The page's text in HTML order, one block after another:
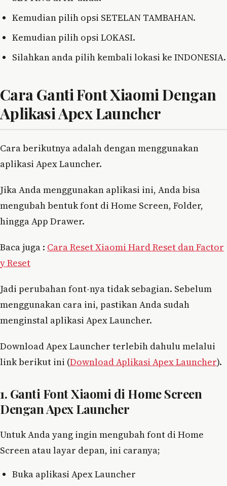
Kemudian pilih opsi SETELAN TAMBAHAN.
Kemudian pilih opsi LOKASI.
Silahkan anda pilih kembali lokasi ke INDONESIA.
Cara Ganti Font Xiaomi Dengan
Aplikasi Apex Launcher
Cara berikutnya adalah dengan menggunakan
aplikasi Apex Launcher.
Jika Anda menggunakan aplikasi ini, Anda bisa
mengubah bentuk font di Home Screen, Folder,
hingga App Drawer.
Baca juga : Cara Reset Xiaomi Hard Reset dan Factor
y Reset
Jadi perubahan font-nya tidak sebagian. Sebelum
menggunakan cara ini, pastikan Anda sudah
menginstal aplikasi Apex Launcher.
Download Apex Launcher terlebih dahulu melalui
link berikut ini (Download Aplikasi Apex Launcher).
1. Ganti Font Xiaomi di Home Screen
Dengan Apex Launcher
Untuk Anda yang ingin mengubah font di Home
Screen atau layar depan, ini caranya;
Buka aplikasi Apex Launcher